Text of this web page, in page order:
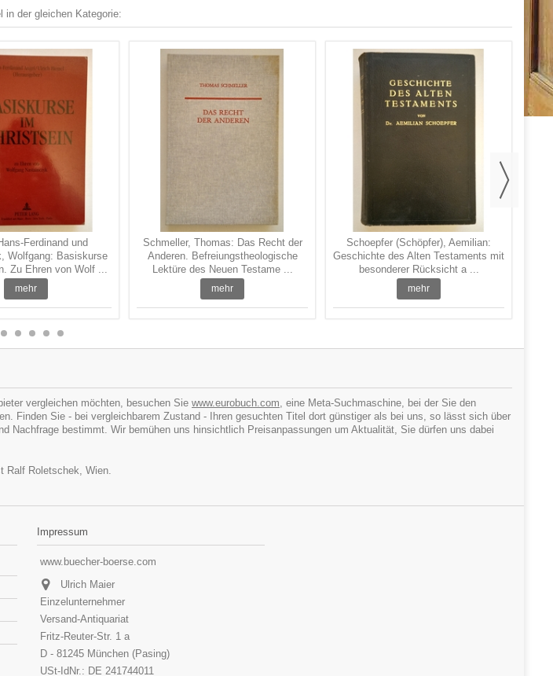
in der gleichen Kategorie:
Ferdinand und
Wolfgang: Basiskurse
Zu Ehren von Wolf ...
mehr
Schmeller, Thomas: Das Recht der
Anderen. Befreiungstheologische
Lektüre des Neuen Testame ...
mehr
Schoepfer (Schöpfer), Aemilian:
Geschichte des Alten Testaments mit
besonderer Rücksicht a ...
mehr
vergleichen möchten, besuchen Sie www.eurobuch.com, eine Meta-Suchmaschine, bei der Sie den
Finden Sie - bei vergleichbarem Zustand - Ihren gesuchten Titel dort günstiger als bei uns, so lässt sich über
Nachfrage bestimmt. Wir bemühen uns hinsichtlich Preisanpassungen um Aktualität, Sie dürfen uns dabei
Ralf Roletschek, Wien.
Impressum
www.buecher-boerse.com
Ulrich Maier
Einzelunternehmer
Versand-Antiquariat
Fritz-Reuter-Str. 1 a
D - 81245 München (Pasing)
USt-IdNr.: DE 241744011